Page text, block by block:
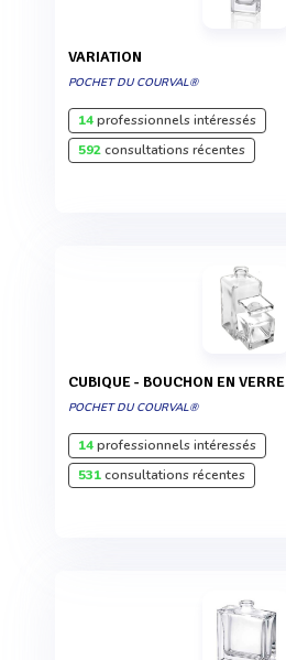
VARIATION
POCHET DU COURVAL®
14professionnels intéressés
592consultations récentes
CUBIQUE - BOUCHON EN VERRE
POCHET DU COURVAL®
14professionnels intéressés
531consultations récentes